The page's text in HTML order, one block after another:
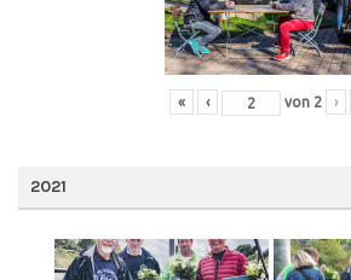
« ‹ von 2 ›
2021